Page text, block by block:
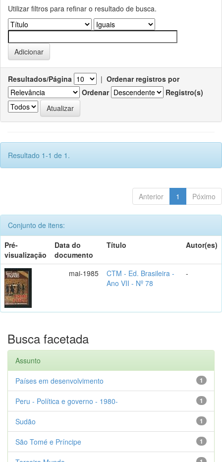
Utilizar filtros para refinar o resultado de busca.
Resultados/Página | Ordenar registros por
Ordenar
Registro(s)
Resultado 1-1 de 1.
Anterior 1 Póximo
Conjunto de itens:
Pré-
visualização
Data do
documento
Título Autor(es)
mai-1985
CTM - Ed. Brasileira -
Ano VII - Nº 78
-
Busca facetada
Assunto
1
Países em desenvolvimento
1
Peru - Política e governo - 1980-
1
Sudão
1
São Tomé e Príncipe